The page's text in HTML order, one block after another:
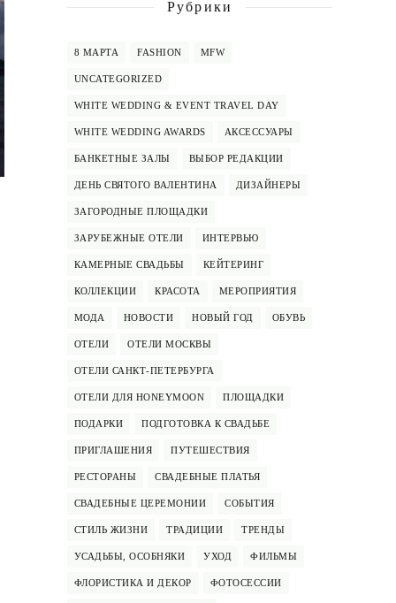
Рубрики
8 МАРТА FASHION MFW
UNCATEGORIZED
WHITE WEDDING & EVENT TRAVEL DAY
WHITE WEDDING AWARDS АКСЕССУАРЫ
БАНКЕТНЫЕ ЗАЛЫ ВЫБОР РЕДАКЦИИ
ДЕНЬ СВЯТОГО ВАЛЕНТИНА ДИЗАЙНЕРЫ
ЗАГОРОДНЫЕ ПЛОЩАДКИ
ЗАРУБЕЖНЫЕ ОТЕЛИ ИНТЕРВЬЮ
КАМЕРНЫЕ СВАДЬБЫ КЕЙТЕРИНГ
КОЛЛЕКЦИИ КРАСОТА МЕРОПРИЯТИЯ
МОДА НОВОСТИ НОВЫЙ ГОД ОБУВЬ
ОТЕЛИ ОТЕЛИ МОСКВЫ
ОТЕЛИ САНКТ-ПЕТЕРБУРГА
ОТЕЛИ ДЛЯ HONEYMOON ПЛОЩАДКИ
ПОДАРКИ ПОДГОТОВКА К СВАДЬБЕ
ПРИГЛАШЕНИЯ ПУТЕШЕСТВИЯ
РЕСТОРАНЫ СВАДЕБНЫЕ ПЛАТЬЯ
СВАДЕБНЫЕ ЦЕРЕМОНИИ СОБЫТИЯ
СТИЛЬ ЖИЗНИ ТРАДИЦИИ ТРЕНДЫ
УСАДЬБЫ, ОСОБНЯКИ УХОД ФИЛЬМЫ
ФЛОРИСТИКА И ДЕКОР ФОТОСЕССИИ